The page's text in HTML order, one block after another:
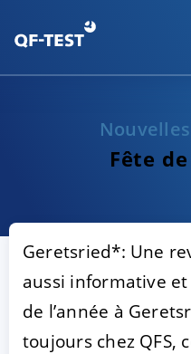
Fête
Geretsried*: Une
aussi informative
de l’année à
toujours chez QFS,